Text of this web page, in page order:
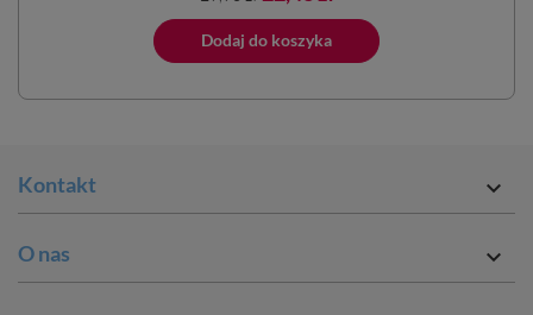
podstawowa
Dodaj do koszyka
Kontakt 
O nas 